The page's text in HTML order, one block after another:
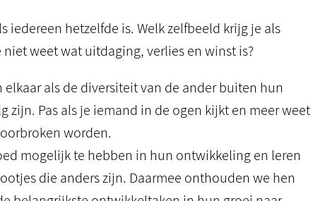
iedereen hetzelfde is. Welk zelfbeeld krijg je als
weet wat uitdaging, verlies en winst is?
als de diversiteit van de ander buiten hun
zijn. Pas als je iemand in de ogen kijkt en meer weet
worden.
mogelijk te hebben in hun ontwikkeling en leren
die anders zijn. Daarmee onthouden we hen